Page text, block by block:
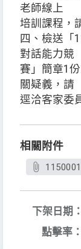
老師線上
培訓課程，
四、檢送「
對話能力競
賽」簡章1
關疑義，請
逕洽客家委
相關附件
下架日期：
點擊率：